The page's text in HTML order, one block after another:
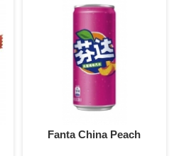
Fanta China Peach